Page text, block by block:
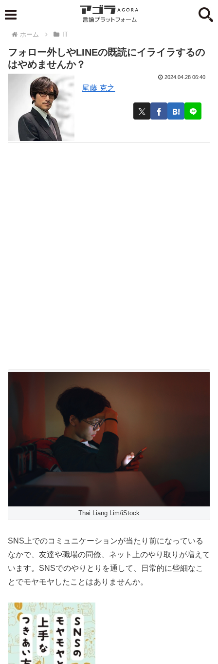
ホーム IT
フォロー外しやLINEの既読にイライラするの
はやめませんか？
尾藤 克之
2024.04.28 06:40
Thai Liang Lim/iStock
SNS上でのコミュニケーションが当たり前になっている
なかで、友達や職場の同僚、ネット上のやり取りが増えて
います。SNSでのやりとりを通して、日常的に些細なこ
とでモヤモヤしたことはありませんか。